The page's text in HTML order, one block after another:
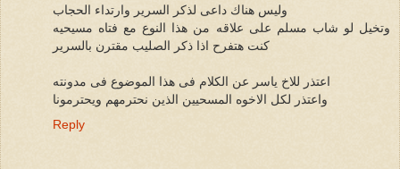
وليس هناك داعى لذكر السرير وارتداء الحجاب
وتخيل لو شاب مسلم على علاقه من هذا النوع مع فتاه مسيحيه
كنت هتفرح اذا ذكر الصليب مقترن بالسرير
اعتذر للاخ ياسر عن الكلام فى هذا الموضوع فى مدونته
واعتذر لكل الاخوه المسحيين الذين نحترمهم ويحترمونا
Reply